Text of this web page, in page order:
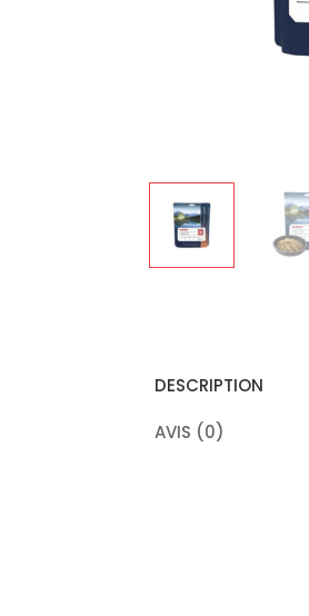
DESCRIPTION
AVIS (0)